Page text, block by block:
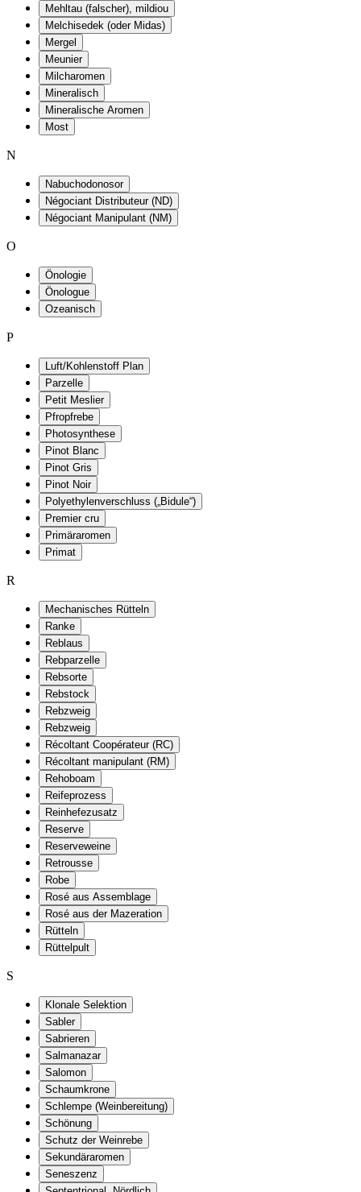
Mehltau (falscher), mildiou
Melchisedek (oder Midas)
Mergel
Meunier
Milcharomen
Mineralisch
Mineralische Aromen
Most
N
Nabuchodonosor
Négociant Distributeur (ND)
Négociant Manipulant (NM)
O
Önologie
Önologue
Ozeanisch
P
Luft/Kohlenstoff Plan
Parzelle
Petit Meslier
Pfropfrebe
Photosynthese
Pinot Blanc
Pinot Gris
Pinot Noir
Polyethylenverschluss („Bidule“)
Premier cru
Primäraromen
Primat
R
Mechanisches Rütteln
Ranke
Reblaus
Rebparzelle
Rebsorte
Rebstock
Rebzweig
Rebzweig
Récoltant Coopérateur (RC)
Récoltant manipulant (RM)
Rehoboam
Reifeprozess
Reinhefezusatz
Reserve
Reserveweine
Retrousse
Robe
Rosé aus Assemblage
Rosé aus der Mazeration
Rütteln
Rüttelpult
S
Klonale Selektion
Sabler
Sabrieren
Salmanazar
Salomon
Schaumkrone
Schlempe (Weinbereitung)
Schönung
Schutz der Weinrebe
Sekundäraromen
Seneszenz